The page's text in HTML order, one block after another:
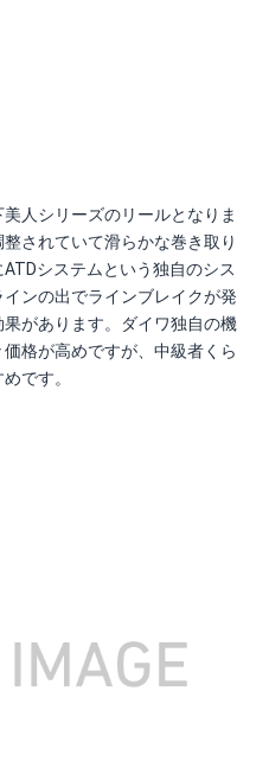
人シリーズのリールとなりま
されていて滑らかな巻き取り
システムという独自のシス
ンの出でラインブレイクが発
があります。ダイワ独自の機
格が高めですが、中級者くら
です。